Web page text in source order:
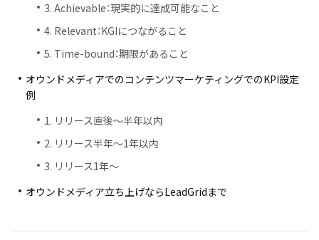
3. Achievable：現実的に達成可能なこと
4. Relevant：KGIにつながること
5. Time-bound：期限があること
オウンドメディアでのコンテンツマーケティングでのKPI設定
例
1. リリース直後〜半年以内
2. リリース半年〜1年以内
3. リリース1年〜
オウンドメディア立ち上げならLeadGridまで